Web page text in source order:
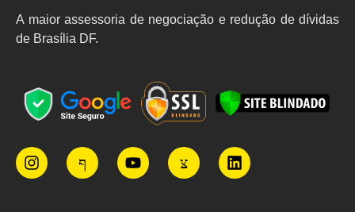
A maior assessoria de negociação e redução de dívidas
de Brasília DF.